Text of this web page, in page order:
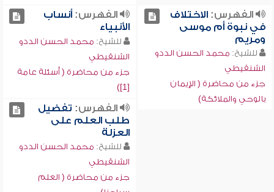
الفهرس:الاختلاف
في نبوة أم موسى
ومريم
للشيخ: محمد الحسن الددو
الشنقيطي
جزء من محاضرة ( الإيمان
بالوحي والملائكة)
الفهرس:أنساب
الأنبياء
للشيخ: محمد الحسن الددو
الشنقيطي
جزء من محاضرة ( أسئلة عامة
[1])
الفهرس: تفضيل
طلب العلم على
العزلة
للشيخ: محمد الحسن الددو
الشنقيطي
جزء من محاضرة ( العلم